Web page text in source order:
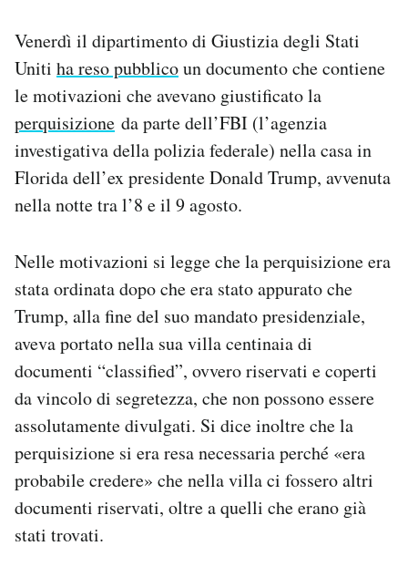
AREA PERSONALE
Area Personale
Newsletter
Notifiche mobile
Regala il Post
Hai bisogno di aiuto?
Esci
Venerdì il dipartimento di Giustizia degli Stati
Uniti ha reso pubblicoun documento che contiene
le motivazioni che avevano giustificato la
perquisizione da parte dell’FBI (l’agenzia
investigativa della polizia federale) nella casa in
Florida dell’ex presidente Donald Trump, avvenuta
nella notte tra l’8 e il 9 agosto.
Nelle motivazioni si legge che la perquisizione era
stata ordinata dopo che era stato appurato che
Trump, alla fine del suo mandato presidenziale,
aveva portato nella sua villa centinaia di
documenti “classified”, ovvero riservati e coperti
da vincolo di segretezza, che non possono essere
assolutamente divulgati. Si dice inoltre che la
perquisizione si era resa necessaria perché «era
probabile credere» che nella villa ci fossero altri
documenti riservati, oltre a quelli che erano già
stati trovati.